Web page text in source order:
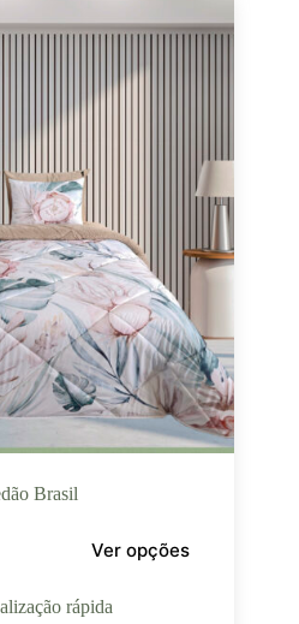
Brasil
Ver opções
rápida